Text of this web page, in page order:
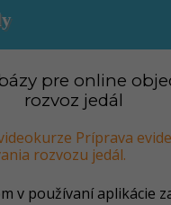
pre online
rozvoz jedál
Príprava
rozvozu jedál.
v používaní aplikácie